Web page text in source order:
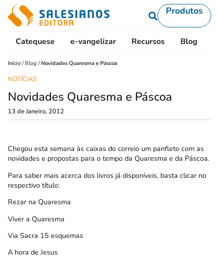
Produtos
Catequese e-vangelizar Recursos Blog
Início / Blog /Novidades Quaresma e Páscoa
NOTÍCIAS
Novidades Quaresma e Páscoa
13 de Janeiro, 2012
Chegou esta semana às caixas do correio um panfleto com as
novidades e propostas para o tempo da Quaresma e da Páscoa.
Para saber mais acerca dos livros já disponíveis, basta clicar no
respectivo título:
Rezar na Quaresma
Viver a Quaresma
Via Sacra 15 esquemas
A hora de Jesus